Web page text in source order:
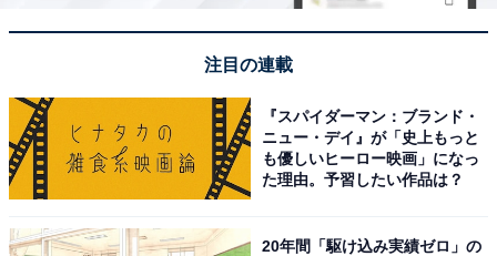
回答者からは「渓谷の自然の美しさを楽しんだり、ゲル
マニウム泉に入ったりしたいから」（50代女性／埼玉
県）、「和歌山の穴場的スポットなので、熊野をゆっく
り堪能してみたい」（50代男性／沖縄県）、「四季の美
しさ、温泉の癒しが期待大。山々や高田川って、穏やか
注目の連載
『スパイダーマン：ブランド・
ニュー・デイ』が「史上もっと
も優しいヒーロー映画」になっ
た理由。予習したい作品は？
20年間「駆け込み実績ゼロ」の